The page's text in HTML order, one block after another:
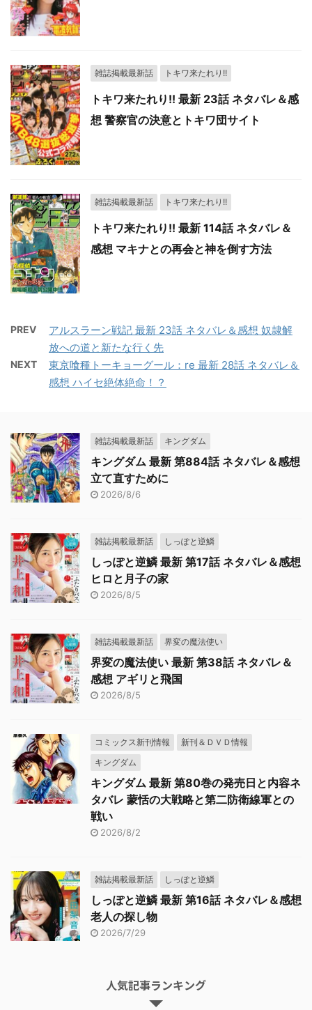
雑誌掲載最新話 トキワ来たれり!!
トキワ来たれり!! 最新 23話 ネタバレ＆感
想 警察官の決意とトキワ団サイト
雑誌掲載最新話 トキワ来たれり!!
トキワ来たれり!! 最新 114話 ネタバレ＆
感想 マキナとの再会と神を倒す方法
PREV
アルスラーン戦記 最新 23話 ネタバレ＆感想 奴隷解
放への道と新たな行く先
NEXT
東京喰種トーキョーグール：re 最新 28話 ネタバレ＆
感想 ハイセ絶体絶命！？
雑誌掲載最新話 キングダム
キングダム 最新 第884話 ネタバレ＆感想
立て直すために
2026/8/6
雑誌掲載最新話 しっぽと逆鱗
しっぽと逆鱗 最新 第17話 ネタバレ＆感想
ヒロと月子の家
2026/8/5
雑誌掲載最新話 界変の魔法使い
界変の魔法使い 最新 第38話 ネタバレ＆
感想 アギリと飛国
2026/8/5
コミックス新刊情報
新刊＆ＤＶＤ情報
キングダム
キングダム 最新 第80巻の発売日と内容ネ
タバレ 蒙恬の大戦略と第二防衛線軍との
戦い
2026/8/2
雑誌掲載最新話 しっぽと逆鱗
しっぽと逆鱗 最新 第16話 ネタバレ＆感想
老人の探し物
2026/7/29
人気記事ランキング